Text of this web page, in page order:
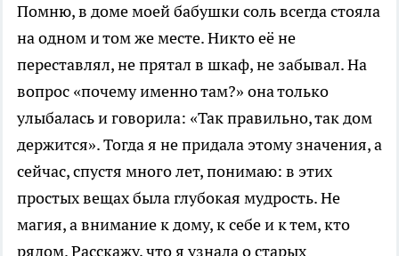
Помню, в доме моей бабушки соль всегда стояла
на одном и том же месте. Никто её не
переставлял, не прятал в шкаф, не забывал. На
вопрос «почему именно там?» она только
улыбалась и говорила: «Так правильно, так дом
держится». Тогда я не придала этому значения, а
сейчас, спустя много лет, понимаю: в этих
простых вещах была глубокая мудрость. Не
магия, а внимание к дому, к себе и к тем, кто
рядом. Расскажу, что я узнала о старых